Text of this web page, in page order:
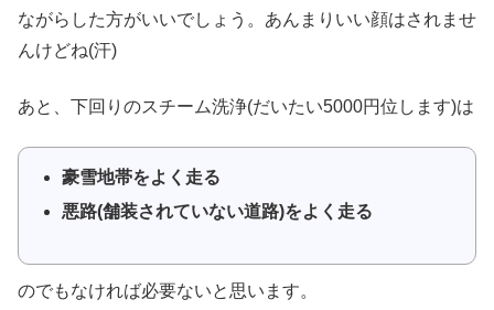
ながらした方がいいでしょう。あんまりいい顔はされませ
んけどね(汗)
あと、下回りのスチーム洗浄(だいたい5000円位します)は
豪雪地帯をよく走る
悪路(舗装されていない道路)をよく走る
のでもなければ必要ないと思います。